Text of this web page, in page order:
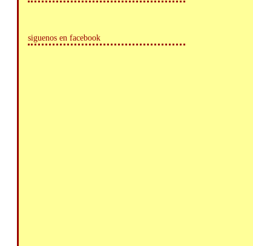
siguenos en facebook